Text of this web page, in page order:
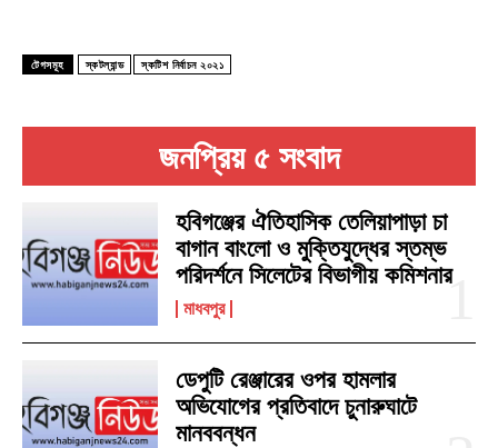
জনপ্রিয় ৫ সংবাদ
হবিগঞ্জের ঐতিহাসিক তেলিয়াপাড়া চা
বাগান বাংলো ও মুক্তিযুদ্ধের স্তম্ভ
পরিদর্শনে সিলেটের বিভাগীয় কমিশনার
মাধবপুর
ডেপুটি রেঞ্জারের ওপর হামলার
অভিযোগের প্রতিবাদে চুনারুঘাটে
মানববন্ধন
টেগসমূহ স্কটল্যান্ড স্কটিশ নির্বাচন ২০২১